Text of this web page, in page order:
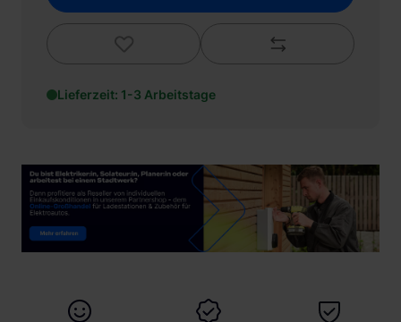
Lieferzeit: 1-3 Arbeitstage